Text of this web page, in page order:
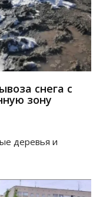
снега с
зону
деревья и